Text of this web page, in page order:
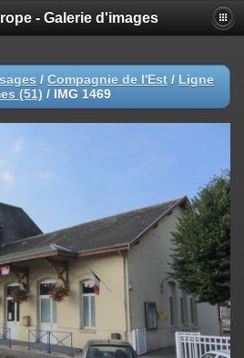
- Galerie d'images
/ Compagnie de l'Est / Ligne
(51) / IMG 1469